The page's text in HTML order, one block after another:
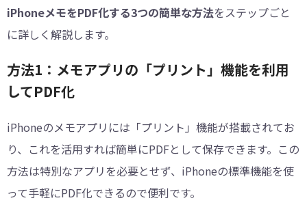
iPhoneメモをPDF化する3つの簡単な方法をステップごと
に詳しく解説します。
方法1：メモアプリの「プリント」機能を利用
してPDF化
iPhoneのメモアプリには「プリント」機能が搭載されてお
り、これを活用すれば簡単にPDFとして保存できます。この
方法は特別なアプリを必要とせず、iPhoneの標準機能を使
って手軽にPDF化できるので便利です。